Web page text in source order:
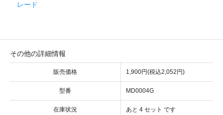
その他の詳細情報
販売価格 1,900円(税込2,052円)
型番 MD0004G
在庫状況 あと 4 セット です